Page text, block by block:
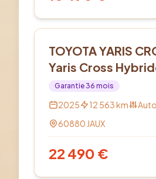
TOYOTA YARIS
Yaris Cross
2WD Dynamic
Garantie36 mois
2025 12 563km
60880 JAUX
22 490 €